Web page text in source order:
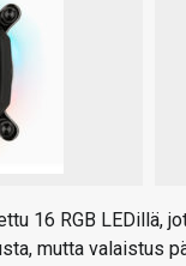
16 RGB LEDillä,
mutta valaistus